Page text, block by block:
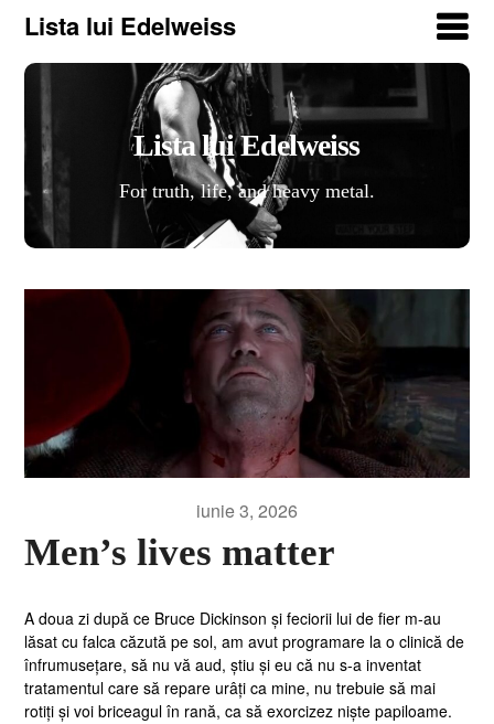
Lista lui Edelweiss
Lista lui Edelweiss
For truth, life, and heavy metal.
iunie 3, 2026
Men’s lives matter
A doua zi după ce Bruce Dickinson și feciorii lui de fier m-au
lăsat cu falca căzută pe sol, am avut programare la o clinică de
înfrumusețare, să nu vă aud, știu și eu că nu s-a inventat
tratamentul care să repare urâți ca mine, nu trebuie să mai
rotiți și voi briceagul în rană, ca să exorcizez niște papiloame.